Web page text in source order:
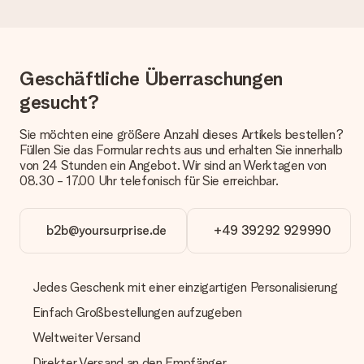
Derzeit können wir (noch) keine verschiedenen Lieferoptionen
anbieten. Das Geschenk, das bestellt wird, wird als Paket oder
Päckchen versendet. Möchtest du wissen, ob es als Paket
oder Päckchen geliefert wird, kontaktiere bitte unseren
Kundenservice.
Zahlung
Wie kann ich meine Bestellung bezahlen?
mit normaler Überweisung, Sofortüberweisung, Paypal,
Kreditkarte oder auf Rechnung über Klarna. Bei einer
manuellen Überweisung verlängert sich die Lieferzeit des
Geschenk empfangen
Was, wenn das Geschenk meine Erwartungen nicht
erfüllt?
Geschäftliche Überraschungen
gesucht?
Sie möchten eine größere Anzahl dieses Artikels bestellen?
Füllen Sie das Formular rechts aus und erhalten Sie innerhalb
von 24 Stunden ein Angebot. Wir sind an Werktagen von
08.30 - 17.00 Uhr telefonisch für Sie erreichbar.
b2b@yoursurprise.de +49 39292 929990
Jedes Geschenk mit einer einzigartigen Personalisierung
Einfach Großbestellungen aufzugeben
Weltweiter Versand